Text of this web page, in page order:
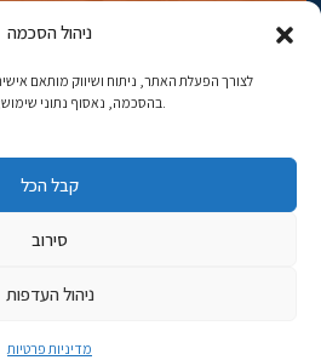
ניהול הסכמה
בהסכמה, נאסוף נתוני שימוש; ניתן לנהל או למשוך הסכמה בכל עת.
קבל הכל
סירוב
ניהול העדפות
מדיניות פרטיות
Rehavia, Jerusalem
najww2@ybz.org.il